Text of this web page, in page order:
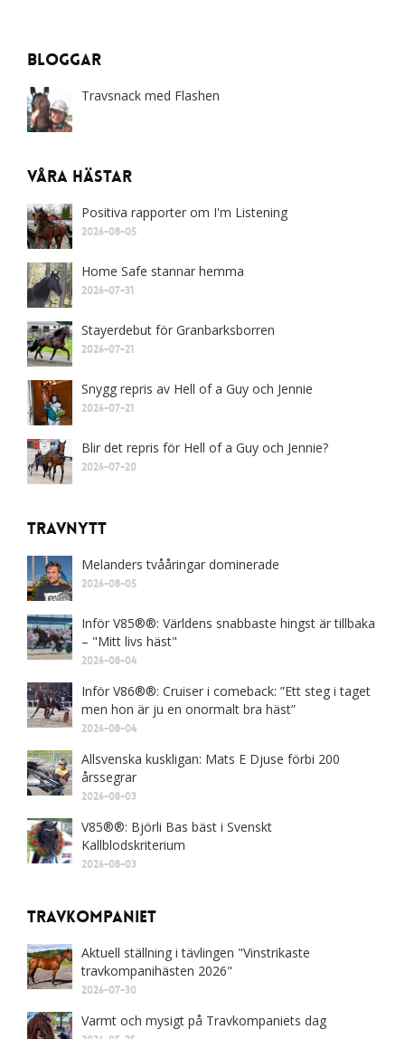
Bloggar
Travsnack med Flashen
Våra Hästar
Positiva rapporter om I'm Listening
2026-08-05
Home Safe stannar hemma
2026-07-31
Stayerdebut för Granbarksborren
2026-07-21
Snygg repris av Hell of a Guy och Jennie
2026-07-21
Blir det repris för Hell of a Guy och Jennie?
2026-07-20
Travnytt
Melanders tvååringar dominerade
2026-08-05
Inför V85®®: Världens snabbaste hingst är tillbaka
– "Mitt livs häst"
2026-08-04
Inför V86®®: Cruiser i comeback: ”Ett steg i taget
men hon är ju en onormalt bra häst”
2026-08-04
Allsvenska kuskligan: Mats E Djuse förbi 200
årssegrar
2026-08-03
V85®®: Björli Bas bäst i Svenskt
Kallblodskriterium
2026-08-03
Travkompaniet
Aktuell ställning i tävlingen "Vinstrikaste
travkompanihästen 2026"
2026-07-30
Varmt och mysigt på Travkompaniets dag